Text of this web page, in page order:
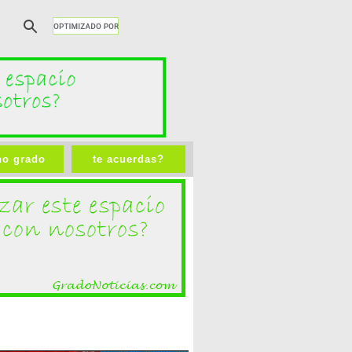
grado te acuerdas?